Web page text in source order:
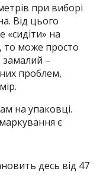
при виборі
Від цього
«сидіти» на
то може просто
замалий –
проблем,
на упаковці.
є
десь від 47